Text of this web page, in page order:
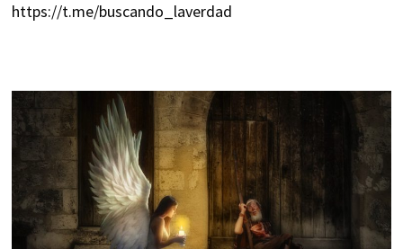
https://t.me/buscando_laverdad